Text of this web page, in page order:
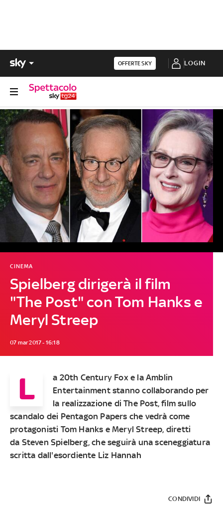
OFFERTE SKY LOGIN
Spielberg dirigerà il film
"The Post" con Tom Hanks e
Meryl Streep
CINEMA
07 mar 2017 - 16:18
L a 20th Century Foxe la Amblin
Entertainmentstanno collaborando per
la realizzazione diThe Post, film sullo
scandalo dei Pentagon Papers che vedrà come
protagonisti Tom Hanks eMeryl Streep, diretti
da Steven Spielberg, che seguirà una sceneggiatura
scritta dall'esordiente Liz Hannah
CONDIVIDI